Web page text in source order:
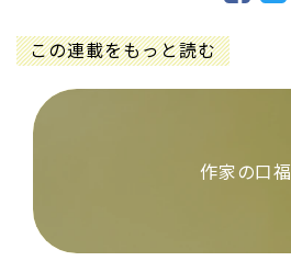
この連載をもっと読む
作家の口福